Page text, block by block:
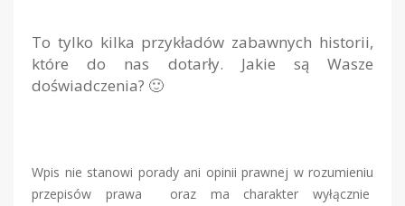
To tylko kilka przykładów zabawnych historii,
które do nas dotarły. Jakie są Wasze
doświadczenia? 🙂
Wpis nie stanowi porady ani opinii prawnej w rozumieniu
przepisów prawa oraz ma charakter wyłącznie